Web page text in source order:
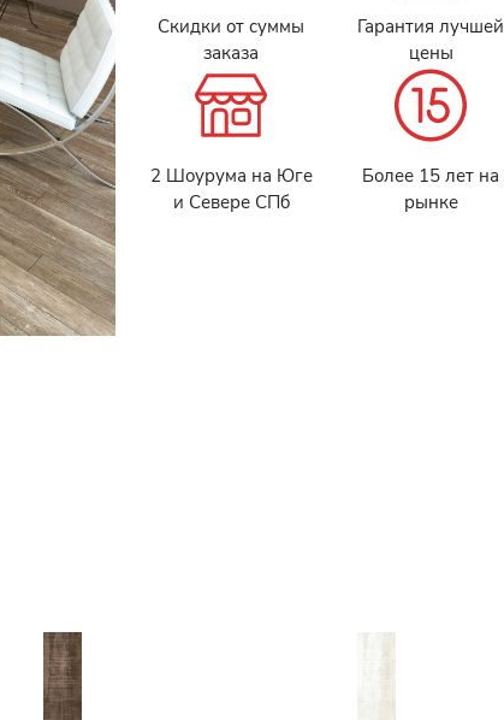
Скидки от суммы
заказа
Гарантия лучшей
цены
2 Шоурума на Юге
и Севере СПб
Более 15 лет на
рынке